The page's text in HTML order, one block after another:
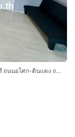
คอนโดมิเนียม 35.4 ตร.ม. ไลฟ์อโศก ใกล้ MRTเพชรบุรี ถนนอโศก-ดินแดง ถนนกำแพงเพชร7 เขตห้วยขวาง กรุงเทพมหานคร